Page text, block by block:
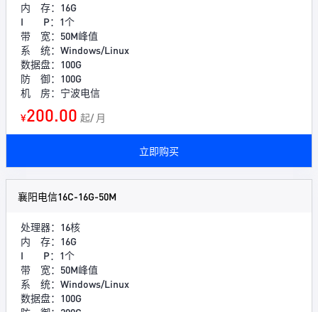
内 存：16G
I P：1个
带 宽：50M峰值
系 统：Windows/Linux
数据盘：100G
防 御：100G
机 房：宁波电信
¥200.00 起/ 月
立即购买
襄阳电信16C-16G-50M
处理器：16核
内 存：16G
I P：1个
带 宽：50M峰值
系 统：Windows/Linux
数据盘：100G